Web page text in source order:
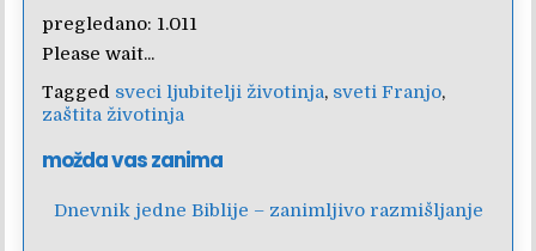
pregledano: 1.011
Please wait...
Tagged sveci ljubitelji životinja, sveti Franjo,
zaštita životinja
možda vas zanima
Dnevnik jedne Biblije – zanimljivo razmišljanje